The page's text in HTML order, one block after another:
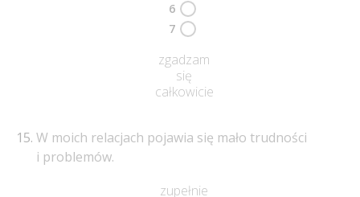
6
7
zgadzam
się
całkowicie
W moich relacjach pojawia się mało trudności
i problemów.
zupełnie